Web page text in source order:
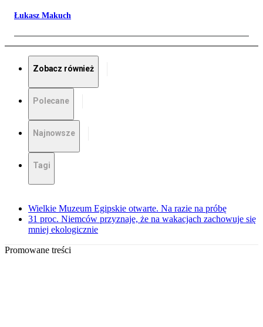
Łukasz Makuch
Zobacz również
Polecane
Najnowsze
Tagi
Wielkie Muzeum Egipskie otwarte. Na razie na próbę
31 proc. Niemców przyznaje, że na wakacjach zachowuje się
mniej ekologicznie
Promowane treści